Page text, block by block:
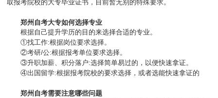
取报考院校的大专毕业证书，目前暂无别的特殊要求。
郑州自考大专如何选择专业
根据自己提升学历的目的来选择合适的专业。
①找工作:根据岗位要求选择。
②考研/公:根据报考单位要求选择。
③升职加薪、积分落户:选择简单易过的，以便快速拿证。
④出国留学:根据报考院校的要求选择，或者选能快速拿证的
郑州自考需要注意哪些问题